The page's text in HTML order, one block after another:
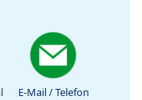
E-Mail / Telefon